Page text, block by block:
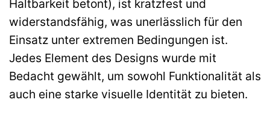
Haltbarkeit betont), ist kratzfest und
widerstandsfähig, was unerlässlich für den
Einsatz unter extremen Bedingungen ist.
Jedes Element des Designs wurde mit
Bedacht gewählt, um sowohl Funktionalität als
auch eine starke visuelle Identität zu bieten.